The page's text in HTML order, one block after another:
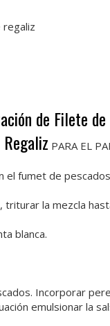
regaliz
de Filete
PARA EL
fumet de
triturar la mezcla
blanca.
Incorporar
emulsionar la